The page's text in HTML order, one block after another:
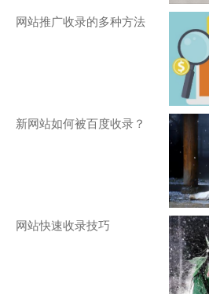
网站推广收录的多种方法
新网站如何被百度收录？
网站快速收录技巧